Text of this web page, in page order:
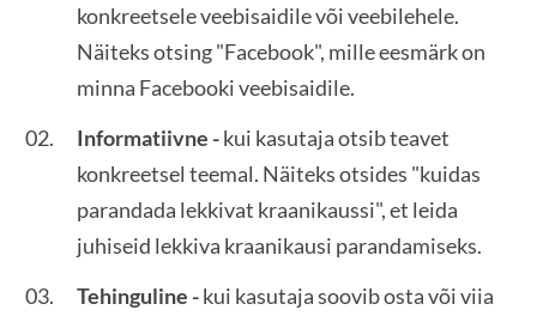
konkreetsele veebisaidile või veebilehele.
Näiteks otsing "Facebook", mille eesmärk on
minna Facebooki veebisaidile.
Informatiivne -kui kasutaja otsib teavet
konkreetsel teemal. Näiteks otsides "kuidas
parandada lekkivat kraanikaussi", et leida
juhiseid lekkiva kraanikausi parandamiseks.
Tehinguline -kui kasutaja soovib osta või viia